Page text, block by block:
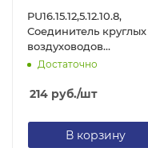
PU16.15.12,5.12.10.8,
Соединитель круглых
воздуховодов
центральный пластик
Достаточно
214 руб./шт
В корзину